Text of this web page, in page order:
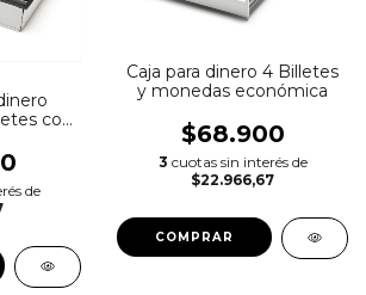
con
de
Caja para dinero 4 Billetes
y monedas económica
$68.900
3 cuotas sin interés de
$22.966,67